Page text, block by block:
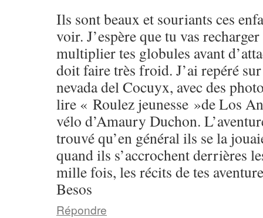
Ils sont beaux et souriants ces
voir. J’espère que tu vas
multiplier tes globules avant
doit faire très froid. J’ai repéré
nevada del Cocuyx, avec des
lire « Roulez jeunesse »de Los
vélo d’Amaury Duchon.
trouvé qu’en général ils se la
quand ils s’accrochent derrières
mille fois, les récits de tes
Besos
Répondre